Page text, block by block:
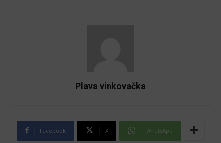
Plava vinkovačka
Facebook X WhatsApp